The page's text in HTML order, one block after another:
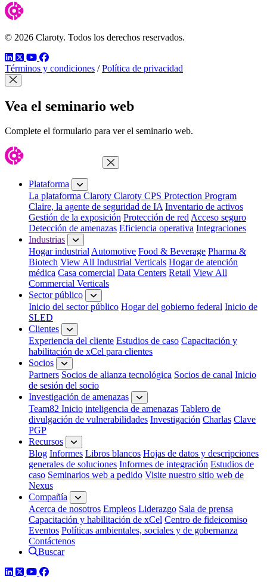
© 2026 Claroty. Todos los derechos reservados.
LinkedIn
TwitterYouTube
Facebook
Términos y condiciones / Política de privacidad
Cerrar modal
Vea el seminario web
Complete el formulario para ver el seminario web.
Cerrar menú
Plataforma
La plataforma Claroty Claroty CPS Protection Program
Claire, la agente de seguridad de IA Inventario de activos
Gestión de la exposición Protección de redAcceso seguro
Detección de amenazas Eficiencia operativa Integraciones
Industrias
Hogar industrialAutomotive Food & Beverage Pharma &
Biotech View All Industrial Verticals Hogar de atención
médica Casa comercial Data Centers Retail View All
Commercial Verticals
Sector público
Inicio del sector público Hogar del gobierno federal Inicio de
SLED
Clientes
Experiencia del cliente Estudios de caso Capacitación y
habilitación de xCel para clientes
Socios
Partners Socios de alianza tecnológica Socios de canal Inicio
de sesión del socio
Investigación de amenazas
Team82 Inicio inteligencia de amenazas Tablero de
divulgación de vulnerabilidades Investigación Charlas Clave
PGP
Recursos
Blog Informes Libros blancos Hojas de datos y descripciones
generales de soluciones Informes de integración Estudios de
caso Seminarios web a pedido Visite nuestro sitio web de
Nexus
Compañía
Acerca de nosotros Empleos Liderazgo Sala de prensa
Capacitación y habilitación de xCel Centro de fideicomiso
Eventos Políticas ambientales, sociales y de gobernanza
Contáctenos
Buscar
LinkedIn
TwitterYouTube
Facebook